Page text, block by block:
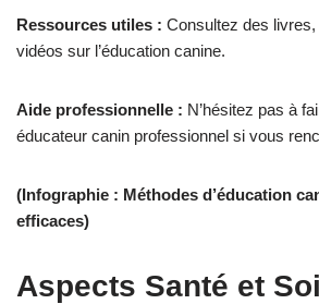
Ressources utiles : Consultez des
vidéos sur l’éducation canine.
Aide professionnelle : N’hésitez pas à
éducateur canin professionnel si vous
(Infographie : Méthodes d’éducation
efficaces)
Aspects Santé et